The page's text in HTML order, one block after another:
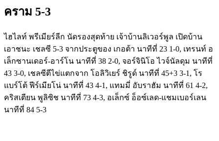
คราม 5-3
ไฮไลท์ พรีเมียร์ลีก นัดรองสุดท้าย เจ้าบ้านลิเวอร์พูล เปิดบ้าน
เอาชนะ เชลซี 5-3 จากประตูของ เกอต้า นาทีที่ 23 1-0, เทรนท์ อ
เล็กซานเดอร์-อาร์โน นาทีที่ 38 2-0, จอร์จินิโอ ไวจ์นัลดุม นาทีที่
43 3-0, เชลซีตีไข่แตกจาก โอลิวิเยร์ ชิรูด์ นาทีที่ 45+3 3-1, โร
แบร์โต้ ฟีร์เมียโน่ นาทีที่ 43 4-1, แทมมี่ อับราฮัม นาทีที่ 61 4-2,
คริสเตียน พูลิซิช นาทีที่ 73 4-3, อเล็กซ์ อ็อซ์เลด-แชมเบอร์เลน
นาทีที่ 84 5-3